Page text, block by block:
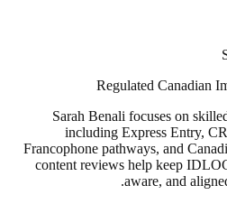
Regulated Canadian
Sarah Benali focuses on
including Express Entry,
Francophone pathways, and
content reviews help keep
aware, and